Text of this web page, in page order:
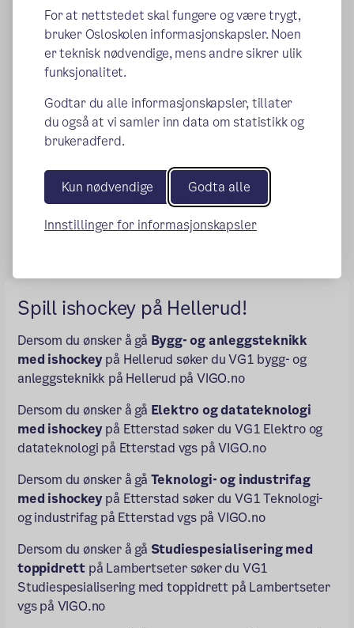
For at nettstedet skal fungere og være trygt,
bruker Osloskolen informasjonskapsler. Noen
er teknisk nødvendige, mens andre sikrer ulik
funksjonalitet.
Godtar du alle informasjonskapsler, tillater
du også at vi samler inn data om statistikk og
brukeradferd.
Kun nødvendige Godta alle
Innstillinger for informasjonskapsler
Se også:
Hellerud-elever til landslaget
Magasinet: Thomas og klassekameratene får
kombinere ishockey og svennebrev: – Midt i blinken
for meg.
(ekstern lenke)
Publisert:08.01.2020Endret:07.01.2026
Spill ishockey på Hellerud!
Dersom du ønsker å gå Bygg- og anleggsteknikk
med ishockeypå Hellerud søker du VG1 bygg- og
anleggsteknikk på Hellerud på VIGO.no
Dersom du ønsker å gå Elektro og datateknologi
med ishockeypå Etterstad søker du VG1 Elektro og
datateknologi på Etterstad vgs på VIGO.no
Dersom du ønsker å gå Teknologi- og industrifag
med ishockeypå Etterstad søker du VG1 Teknologi-
og industrifag på Etterstad vgs på VIGO.no
Dersom du ønsker å gå Studiespesialisering med
toppidrett på Lambertseter søker du VG1
Studiespesialisering med toppidrett på Lambertseter
vgs på VIGO.no